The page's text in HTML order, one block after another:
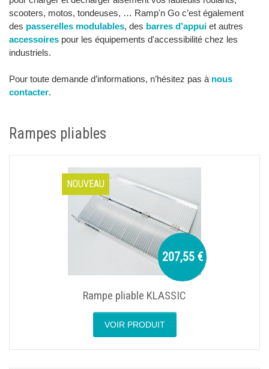
scooters, motos, tondeuses, … Ramp'n Go c’est également
des passerelles modulables, des barres d’appui et autres
accessoires pour les équipements d'accessibilité chez les
industriels.
Pour toute demande d’informations, n’hésitez pas à nous
contacter.
Rampes pliables
207,55 €
NOUVEAU
Rampe pliable KLASSIC
VOIR PRODUIT